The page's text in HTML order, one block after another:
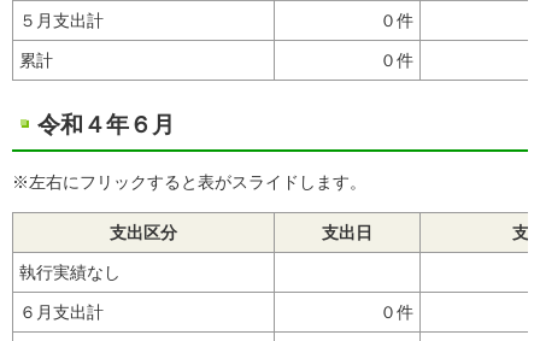
５月支出計 ０件
累計 ０件
令和４年６月
※左右にフリックすると表がスライドします。
支出区分 支出日 支
執行実績なし
６月支出計 ０件